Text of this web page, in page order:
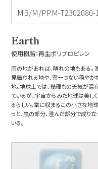
MB/M/PPM-T2302080-
Earth
使用樹脂：再生ポリプロピレン
雨の地があれば、晴れの地もある。
見舞われる地や、雲一つない穏やか
地。地球上では、幾種もの天気が混
ているが、宇宙からみた地球は美し
るらしい。掌に収まるこの小さな地
っと、嵐の部分、澄んだ部分で成り立
いる。